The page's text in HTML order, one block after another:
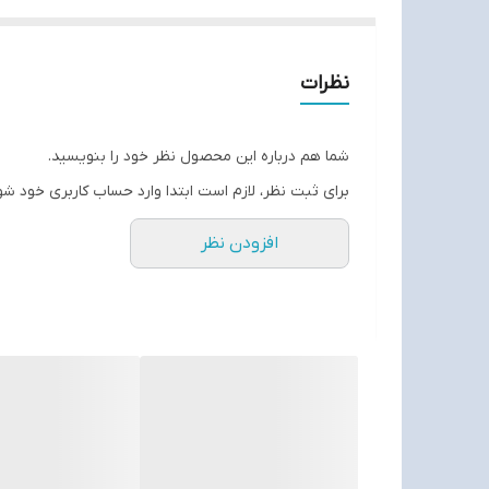
نظرات
شما هم درباره این محصول نظر خود را بنویسید.
برای ثبت نظر، لازم است ابتدا وارد حساب کاربری خود
افزودن نظر